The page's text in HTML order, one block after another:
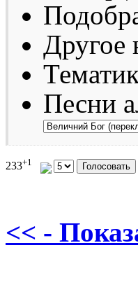
Другое
Песни
233+1
<< -